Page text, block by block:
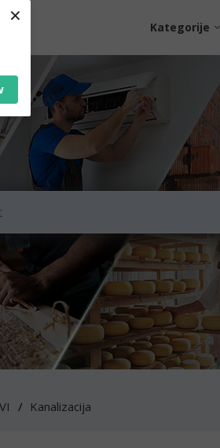
× Kategorije
Kanalizacija